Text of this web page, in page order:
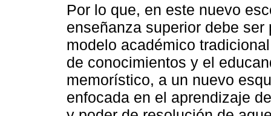
Por lo que, en este nuevo
enseñanza superior debe
modelo académico
de conocimientos y el
memorístico, a un nuevo
enfocada en el aprendizaje